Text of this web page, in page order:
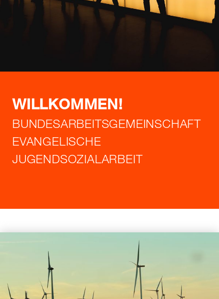
WILLKOMMEN!
BUNDESARBEITSGEMEINSCHAFT
EVANGELISCHE
JUGENDSOZIALARBEIT